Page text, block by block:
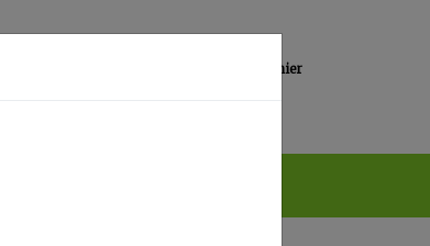
Mon panier